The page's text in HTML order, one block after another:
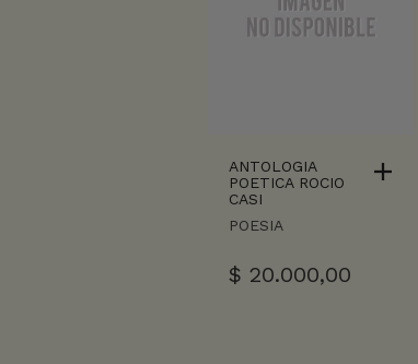
ANTOLOGIA
POETICA ROCIO
CASI
POESIA
$ 20.000,00